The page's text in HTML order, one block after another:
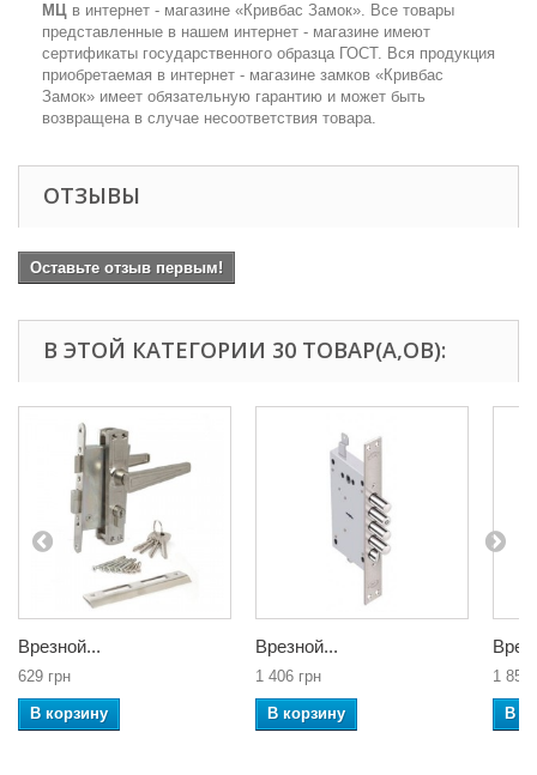
МЦ в интернет - магазине «Кривбас Замок». Все товары
представленные в нашем интернет - магазине имеют
сертификаты государственного образца ГОСТ. Вся продукция
приобретаемая в интернет - магазине замков «Кривбас
Замок» имеет обязательную гарантию и может быть
возвращена в случае несоответствия товара.
ОТЗЫВЫ
Оставьте отзыв первым!
В ЭТОЙ КАТЕГОРИИ 30 ТОВАР(А,ОВ):
Врезной...
629 грн
В корзину
Врезной...
1 406 грн
В корзину
1 850
В